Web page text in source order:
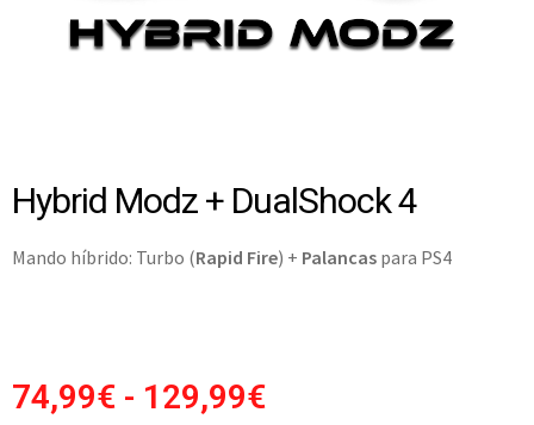
Hybrid Modz + DualShock 4
Mando híbrido: Turbo (Rapid Fire) + Palancas para PS4
74,99€ - 129,99€